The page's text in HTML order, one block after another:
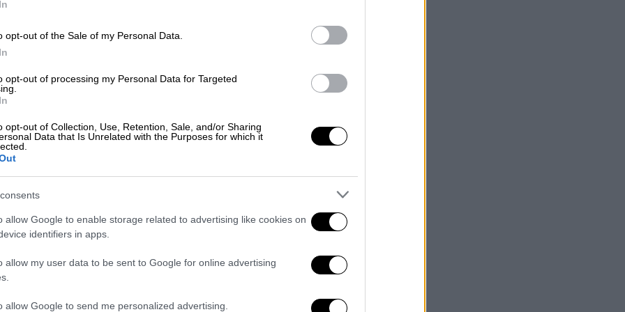
opt-out of the Sale of my Personal Data.
opt-out of processing my Personal Data for Targeted
opt-out of Collection, Use, Retention, Sale, and/or Sharing
Data that Is Unrelated with the Purposes for which it
allow Google to enable storage related to advertising like cookies on
identifiers in apps.
allow my user data to be sent to Google for online advertising
allow Google to send me personalized advertising.
01.02.2025 11:23
Τέμπη: Το υλικό από τις κάμερες
μπορεί να χαθεί
Ο υφυπουργός Μεταφορών
κάμερες είναι ήδη στον ανακριτή και
δεν μπορεί να χαθεί
ΚΟΚ: Τα νέα όρια ταχύτητας μέσα